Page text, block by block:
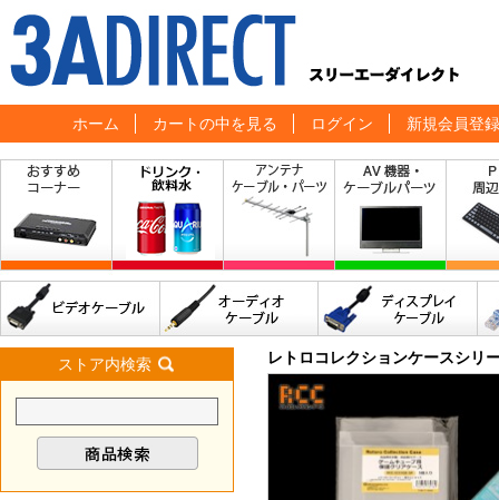
ホーム カートの中を見る ログイン 新規会員登録
ストア内検索 レトロコレクションケースシリ